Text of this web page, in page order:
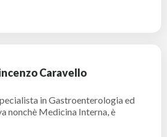
Caravello
in Gastroenterologia ed
nonchè Medicina Interna, è